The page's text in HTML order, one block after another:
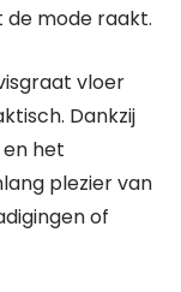
de mode raakt.
vloer
Dankzij
het
plezier van
of